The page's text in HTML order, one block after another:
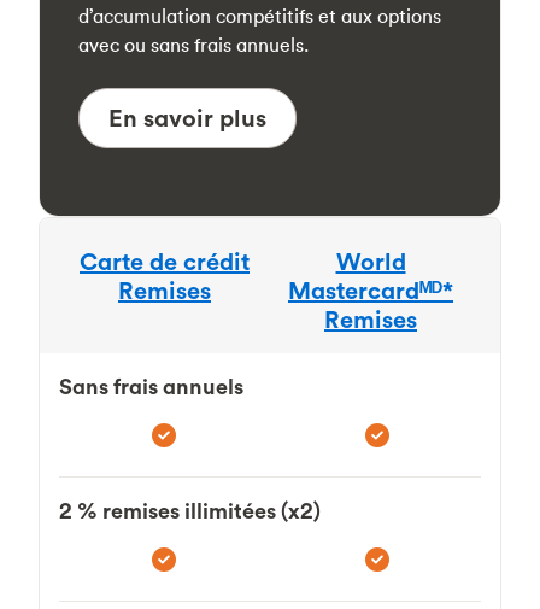
d’accumulation compétitifs et aux options
avec ou sans frais annuels.
En savoir plus
Carte de crédit
Remises
World
Mastercardᴹᴰ*
Remises
Sans frais annuels
2 % remises illimitées (x2)